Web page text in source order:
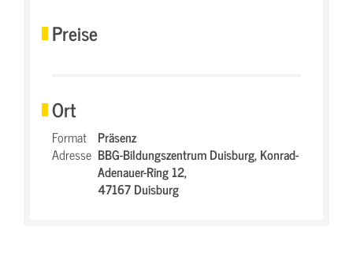
Preise
Ort
Format Präsenz
Adresse BBG-Bildungszentrum Duisburg,Konrad-
Adenauer-Ring 12,
47167 Duisburg